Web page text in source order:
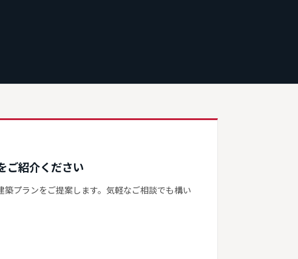
ご紹介ください
築プランをご提案します。気軽なご相談でも構い